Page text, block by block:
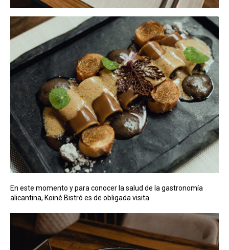
En este momento y para conocer la salud de la gastronomía
alicantina, Koiné Bistró es de obligada visita.